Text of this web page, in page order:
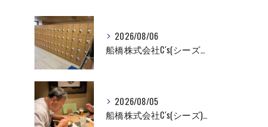
2026/08/06
船橋株式会社C's(シーズ）ロッカーの入れ替え作業も全国対応お任せ下さい！
2026/08/05
船橋株式会社C's(シーズ)商品輸送なら私たちにお任せください！お取引先様との交流を深めました！